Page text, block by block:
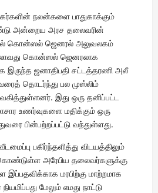
நலன்களை பாதுகாக்கும்
அன்றைய அரச தலைவரின்
கொன்ஸல் ஜெனரல் அலுவலகம்
கொன்ஸல் ஜெனரலாக
இருந்த ஜனாதிபதி சட்டத்தரணி அலீ
தொடர்ந்து பல முஸ்லிம்
இது ஒரு தனிப்பட்ட
உணர்வுகளை மதிக்கும் ஒரு
பின்பற்றப்பட்டு வந்துள்ளது.
பகிர்ந்தளித்து விடயத்திலும்
கொண்டுள்ள அரேபிய தலைவர்களுக்கு
மரபிற்கு மாற்றமாக
மேலும் எமது நாட்டு